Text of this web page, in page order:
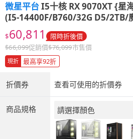
微星平台I5十核 RX 9070XT {星
(I5-14400F/B760/32G D5/2TB/
$60,811 限時折後價
$66,099促銷價$76,099市售價
現折 最高享92折
折價券 查看可使用的折價券
商品規格 請選擇顏色